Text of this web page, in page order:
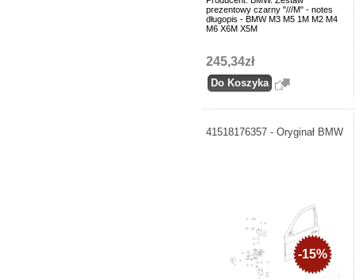
prezentowy czarny "///M" - notes
długopis - BMW M3 M5 1M M2 M4
M6 X6M X5M
245,34zł
41518176357 - Oryginał BMW
-15%